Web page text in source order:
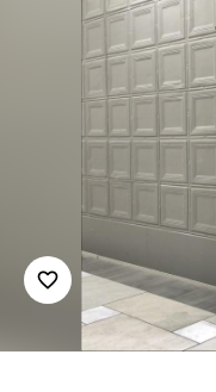
favorite_border